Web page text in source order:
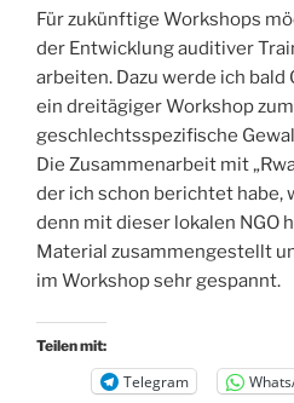
Für zukünftige Workshops
der Entwicklung auditiver
arbeiten. Dazu werde ich bald
ein dreitägiger Workshop
geschlechtsspezifische
Die Zusammenarbeit mit
der ich schon berichtet habe,
denn mit dieser lokalen NGO
Material zusammengestellt
im Workshop sehr gespannt.
Teilen mit:
Telegram